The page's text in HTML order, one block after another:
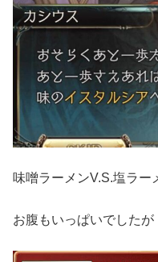
味噌ラーメンV.S.塩ラー
お腹もいっぱいでしたが